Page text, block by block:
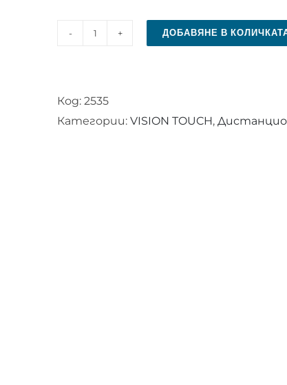
количество
управление
за
ДОБАВЯНЕ В
Код: 2535
Категории: VISION TOUCH,